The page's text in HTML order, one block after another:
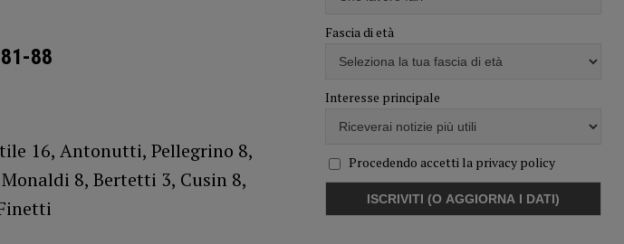
88
16, Antonutti, Pellegrino 8,
8, Bertetti 3, Cusin 8,
Fascia di età
Interesse principale
Procedendo accetti la privacy policy